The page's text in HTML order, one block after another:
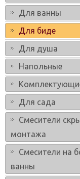
Для ванны
Для биде
Для душа
Напольные
Для сада
Смесители
монтажа
Смесители на
ванны